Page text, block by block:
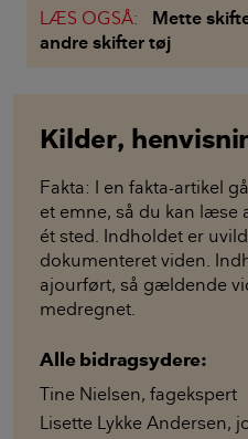
LÆS OGSÅ:
Mette
andre skifter tøj
Kilder,
Fakta: I en fakta-artikel
et emne, så du kan læse
ét sted. Indholdet er
dokumenteret viden.
ajourført, så gældende
medregnet.
Alle bidragsydere:
Tine Nielsen, fagekspert
Lisette Lykke Andersen,